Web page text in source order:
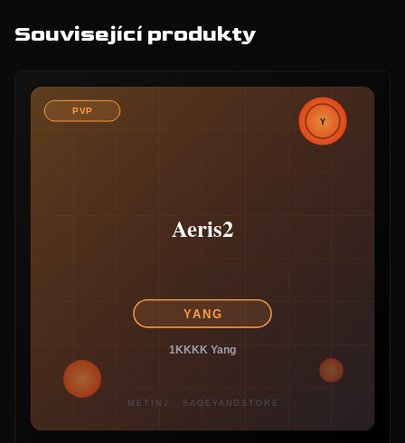
Související produkty